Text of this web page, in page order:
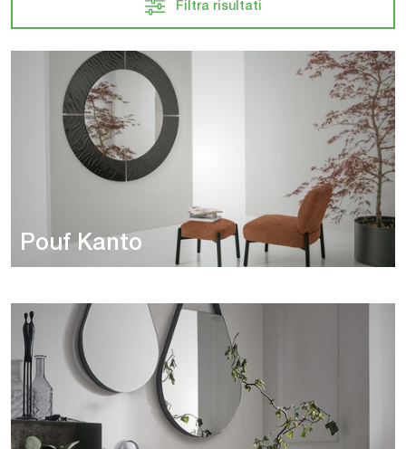
Filtra risultati
Pouf Kanto